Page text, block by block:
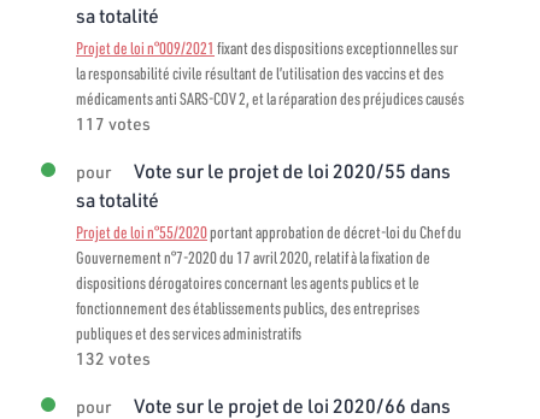
sa totalité
Projet de loi n°009/2021 fixant des dispositions exceptionnelles sur
la responsabilité civile résultant de l’utilisation des vaccins et des
médicaments anti SARS-COV 2, et la réparation des préjudices causés
117 votes
pour
Vote sur le projet de loi 2020/55 dans
sa totalité
Projet de loi n°55/2020portant approbation de décret-loi du Chef du
Gouvernement n°7-2020 du 17 avril 2020, relatif à la fixation de
dispositions dérogatoires concernant les agents publics et le
fonctionnement des établissements publics, des entreprises
publiques et des services administratifs
132 votes
pour
Vote sur le projet de loi 2020/66 dans